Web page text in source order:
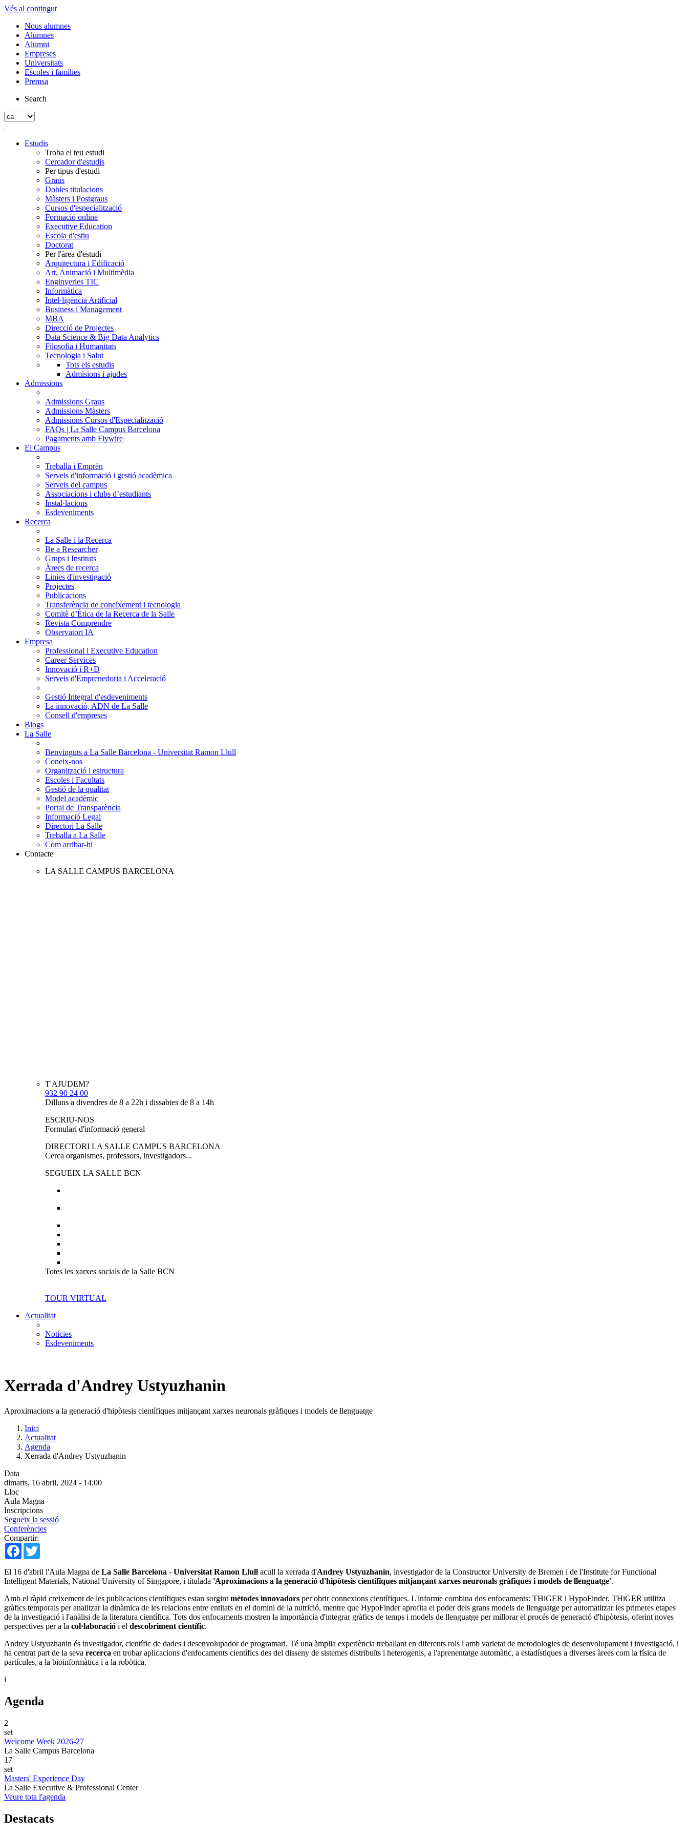
Vés al contingut
Nous alumnes
Alumnes
Alumni
Empreses
Universitats
Escoles i famílies
Premsa
Search
Estudis
Troba el teu estudi
Cercador d'estudis
Per tipus d'estudi
Graus
Dobles titulacions
Màsters i Postgraus
Cursos d'especialització
Formació online
Executive Education
Escola d'estiu
Doctorat
Per l'àrea d'estudi
Arquitectura i Edificació
Art, Animació i Multimèdia
Enginyeries TIC
Informàtica
Intel·ligència Artificial
Business i Management
MBA
Direcció de Projectes
Data Science & Big Data Analytics
Filosofia i Humanitats
Tecnologia i Salut
Tots els estudis
Admisions i ajudes
Admissions
Admissions Graus
Admissions Màsters
Admissions Cursos d'Especialització
FAQs | La Salle Campus Barcelona
Pagaments amb Flywire
El Campus
Treballa i Emprèn
Serveis d'informació i gestió acadèmica
Serveis del campus
Associacions i clubs d’estudiants
Instal·lacions
Esdeveniments
Recerca
La Salle i la Recerca
Be a Researcher
Grups i Instituts
Àrees de recerca
Linies d'investigació
Projectes
Publicacions
Transferència de coneixement i tecnologia
Comitè d’Ètica de la Recerca de la Salle
Revista Comprendre
Observatori IA
Empresa
Professional i Executive Education
Career Services
Innovació i R+D
Serveis d'Emprenedoria i Acceleració
Gestió Integral d'esdeveniments
La innovació, ADN de La Salle
Consell d'empreses
Blogs
La Salle
Benvinguts a La Salle Barcelona - Universitat Ramon Llull
Coneix-nos
Organització i estructura
Escoles i Facultats
Gestió de la qualitat
Model acadèmic
Portal de Transparència
Informació Legal
Directori La Salle
Treballa a La Salle
Com arribar-hi
Contacte
LA SALLE CAMPUS BARCELONA
T'AJUDEM?
932 90 24 00
Dilluns a divendres de 8 a 22h i dissabtes de 8 a 14h
ESCRIU-NOS
Formulari d'informació general
DIRECTORI LA SALLE CAMPUS BARCELONA
Cerca organismes, professors, investigadors...
SEGUEIX LA SALLE BCN
Totes les xarxes socials de la Salle BCN
TOUR VIRTUAL
Actualitat
Notícies
Esdeveniments
Xerrada d'Andrey Ustyuzhanin
Aproximacions a la generació d'hipòtesis científiques mitjançant xarxes neuronals gràfiques i models de llenguatge
Inici
Actualitat
Agenda
Xerrada d'Andrey Ustyuzhanin
Data
dimarts, 16 abril, 2024 - 14:00
Lloc
Aula Magna
Inscripcions
Segueix la sessió
Conferències
Compartir:
Facebook
El 16 d'abril l'Aula Magna de La Salle Barcelona - Universitat Ramon Llull acull la xerrada d'Andrey Ustyuzhanin, investigador de la Constructor University de Bremen i de l'Institute for Functional
Intelligent Materials, National University of Singapore, i titulada 'Aproximacions a la generació d'hipòtesis científiques mitjançant xarxes neuronals gràfiques i models de llenguatge'.
Amb el ràpid creixement de les publicacions científiques estan sorgint mètodes innovadors per obrir connexions científiques. L'informe combina dos enfocaments: THiGER i HypoFinder. THiGER utilitza
gràfics temporals per analitzar la dinàmica de les relacions entre entitats en el domini de la nutrició, mentre que HypoFinder aprofita el poder dels grans models de llenguatge per automatitzar les primeres etapes
de la investigació i l'anàlisi de la literatura científica. Tots dos enfocaments mostren la importància d'integrar gràfics de temps i models de llenguatge per millorar el procés de generació d'hipòtesis, oferint noves
perspectives per a la col·laboració i el descobriment científic.
Andrey Ustyuzhanin és investigador, científic de dades i desenvolupador de programari. Té una àmplia experiència treballant en diferents rols i amb varietat de metodologies de desenvolupament i investigació, i
ha centrat part de la seva recerca en trobar aplicacions d'enfocaments científics des del disseny de sistemes distribuïts i heterogenis, a l'aprenentatge automàtic, a estadístiques a diverses àrees com la física de
partícules, a la bioinformàtica i a la robòtica.
i
Agenda
2
set
Welcome Week 2026-27
La Salle Campus Barcelona
17
set
Masters' Experience Day
La Salle Executive & Professional Center
Veure tota l'agenda
Destacats